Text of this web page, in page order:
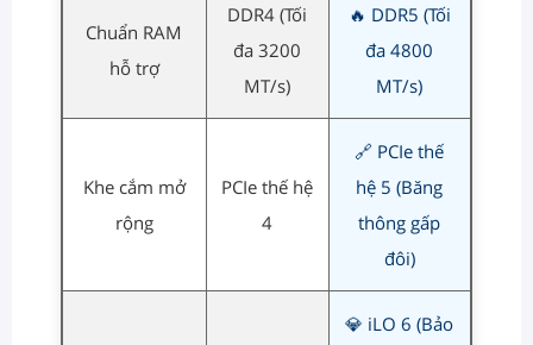
Chuẩn RAM
hỗ trợ
DDR4 (Tối
đa 3200
MT/s)
🔥 DDR5 (Tối
đa 4800
MT/s)
Khe cắm mở
rộng
PCIe thế hệ
4
🔗 PCIe thế
hệ 5 (Băng
thông gấp
đôi)
💎 iLO 6 (Bảo